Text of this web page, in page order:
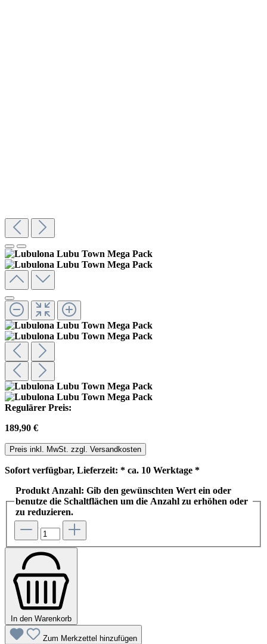
Regulärer Preis:
189,90 €
Preis inkl. MwSt. zzgl. Versandkosten
Sofort verfügbar, Lieferzeit: * ca. 10 Werktage *
Produkt Anzahl: Gib den gewünschten Wert ein oder
benutze die Schaltflächen um die Anzahl zu erhöhen oder
zu reduzieren.
In den Warenkorb
Zum Merkzettel hinzufügen